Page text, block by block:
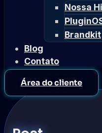
Nossa
Brandkit
Blog
Contato
Área do cliente